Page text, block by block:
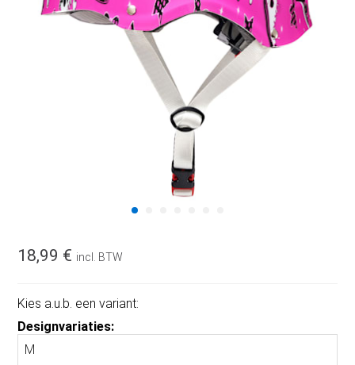
18,99 € incl. BTW
Kies a.u.b. een variant:
Designvariaties: